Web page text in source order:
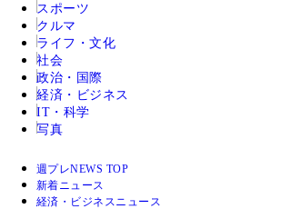
スポーツ
クルマ
ライフ・文化
社会
政治・国際
経済・ビジネス
IT・科学
写真
週プレNEWS TOP
新着ニュース
経済・ビジネスニュース